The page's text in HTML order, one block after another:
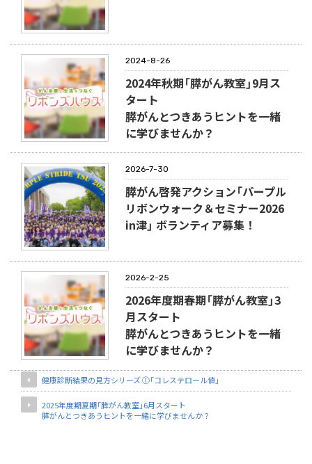
2024-8-26
2024年秋期「膵がん教室」9月ス
タート
膵がんとつきあうヒントを一緒
に学びませんか？
2026-7-30
膵がん啓発アクション「パープル
リボンウォーク＆セミナー2026
in津」 ボランティア募集！
2026-2-25
2026年度期春期「膵がん教室」3
月スタート
膵がんとつきあうヒントを一緒
に学びませんか？
健康診断結果の見方シリーズ ①「コレステロール値」
2025年度期夏期「膵がん教室」6月スタート
膵がんとつきあうヒントを一緒に学びませんか？